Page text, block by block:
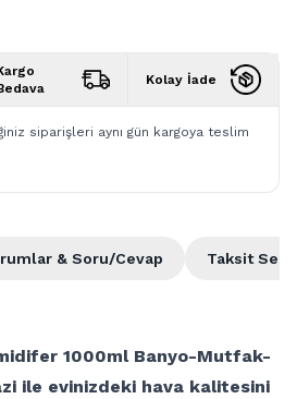
Kolay İade
siparişleri aynı gün kargoya teslim
Taksit
& Soru/Cevap
1000ml Banyo-Mutfak-
ile evinizdeki hava kalitesini